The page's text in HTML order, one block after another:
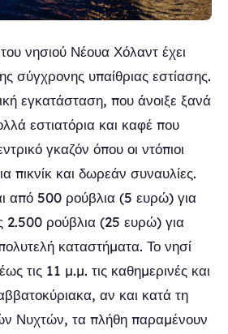
νησιού Νέουα Χόλαντ έχει
σύγχρονης υπαίθριας εστίασης.
εγκατάσταση, που άνοιξε ξανά
εστιατόρια και καφέ που
γκαζόν όπου οι ντόπιοι
πικνίκ και δωρεάν συναυλίες.
από 500 ρούβλια (5 ευρώ) για
2.500 ρούβλια (25 ευρώ) για
καταστήματα. Το νησί
τις 11 μ.μ. τις καθημερινές και
αν και κατά τη
Νυχτών, τα πλήθη παραμένουν